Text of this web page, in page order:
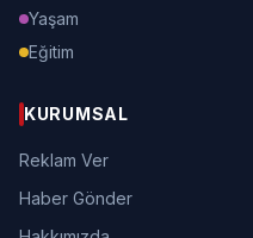
Yaşam
Eğitim
KURUMSAL
Reklam Ver
Haber Gönder